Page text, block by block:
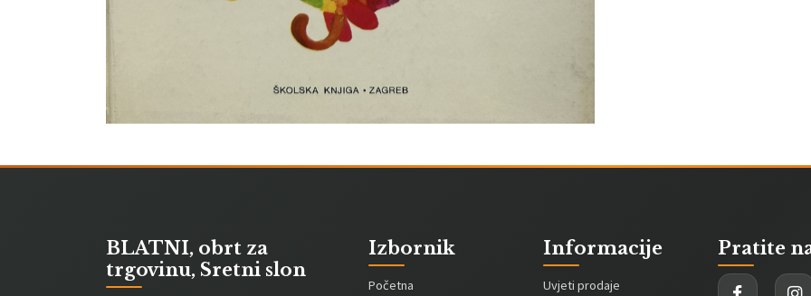
BLATNI, obrt za
trgovinu, Sretni slon
Izbornik
Početna
Informacije
Uvjeti prodaje
Pratite